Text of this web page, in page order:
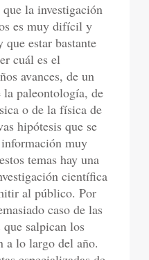
la investigación
es muy difícil y
que estar bastante
cuál es el
avances, de un
paleontología, de
o de la física de
hipótesis que se
muy
temas hay una
científica
al público. Por
caso de las
salpican los
a lo largo del año.